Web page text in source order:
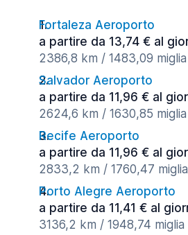
Fortaleza Aeroporto
a partire da 13,74 € al
2386,8 km / 1483,09
Salvador Aeroporto
a partire da 11,96 € al
2624,6 km / 1630,85
Recife Aeroporto
a partire da 11,96 € al
2833,2 km / 1760,47
Porto Alegre Aeroporto
a partire da 11,41 € al
3136,2 km / 1948,74